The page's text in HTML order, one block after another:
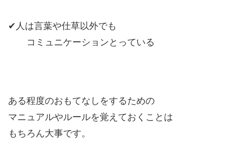
✔人は言葉や仕草以外でも
コミュニケーションとっている
ある程度のおもてなしをするための
マニュアルやルールを覚えておくことは
もちろん大事です。